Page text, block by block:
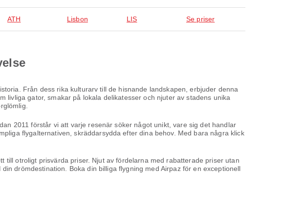
ATH Lisbon LIS Se priser
Från dess rika kulturarv till de hisnande landskapen, erbjuder denna
gator, smakar på lokala delikatesser och njuter av stadens unika
2011 förstår vi att varje resenär söker något unikt, vare sig det handlar
flygalternativen, skräddarsydda efter dina behov. Med bara några klick
till otroligt prisvärda priser. Njut av fördelarna med rabatterade priser utan
drömdestination. Boka din billiga flygning med Airpaz för en exceptionell